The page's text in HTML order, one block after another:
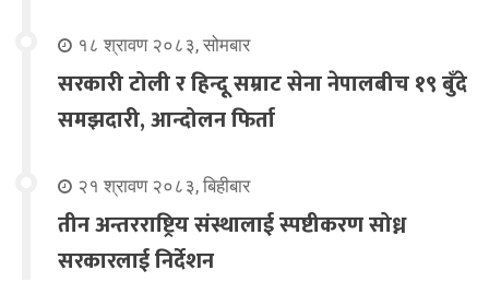
१८ श्रावण २०८३, सोमबार
सरकारी टोली र हिन्दू सम्राट सेना नेपालबीच १९ बुँदे
समझदारी, आन्दोलन फिर्ता
२१ श्रावण २०८३, बिहीबार
तीन अन्तरराष्ट्रिय संस्थालाई स्पष्टीकरण सोध्न
सरकारलाई निर्देशन